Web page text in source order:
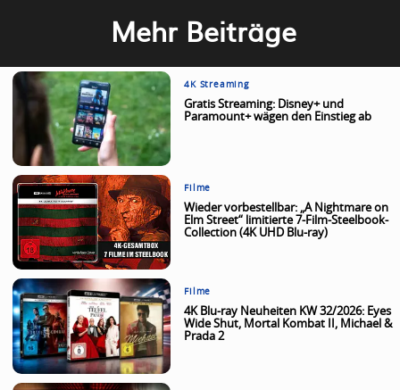
Mehr Beiträge
4K Streaming
Gratis Streaming: Disney+ und
Paramount+ wägen den Einstieg ab
Filme
Wieder vorbestellbar: „A Nightmare on
Elm Street“ limitierte 7-Film-Steelbook-
Collection (4K UHD Blu-ray)
Filme
4K Blu-ray Neuheiten KW 32/2026: Eyes
Wide Shut, Mortal Kombat II, Michael &
Prada 2